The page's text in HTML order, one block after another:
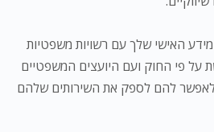
האישי שלך עם רשויות משפטיות
על פי החוק ועם היועצים המשפטיים
להם לספק את השירותים שלהם